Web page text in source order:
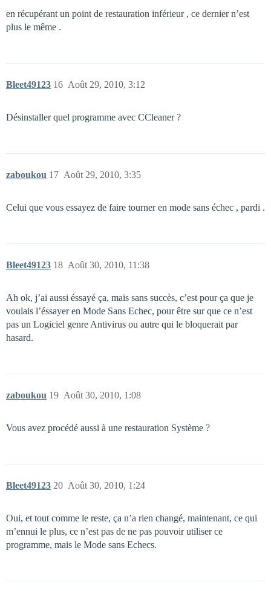
en récupérant un point de restauration inférieur , ce dernier n’est
plus le même .
Bleet49123 Août 29, 2010, 3:12
16
Désinstaller quel programme avec CCleaner ?
zaboukou Août 29, 2010, 3:35
17
Celui que vous essayez de faire tourner en mode sans échec , pardi .
Bleet49123 Août 30, 2010, 11:38
18
Ah ok, j’ai aussi éssayé ça, mais sans succès, c’est pour ça que je
voulais l’éssayer en Mode Sans Echec, pour être sur que ce n’est
pas un Logiciel genre Antivirus ou autre qui le bloquerait par
hasard.
zaboukou Août 30, 2010, 1:08
19
Vous avez procédé aussi à une restauration Système ?
Bleet49123 Août 30, 2010, 1:24
20
Oui, et tout comme le reste, ça n’a rien changé, maintenant, ce qui
m’ennui le plus, ce n’est pas de ne pas pouvoir utiliser ce
programme, mais le Mode sans Echecs.